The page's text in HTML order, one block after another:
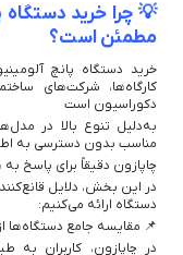
💡 چرا خرید دستگاه
مطمئن است؟
خرید دستگاه پانچ
کارگاه‌ها، شرکت‌های
دکوراسیون است
به‌دلیل تنوع بالا در
مناسب بدون دسترسی به
چاپازون دقیقاً برای پاسخ
در این بخش، دلایل
دستگاه ارائه می‌کنیم:
📌 مقایسه جامع دستگاه‌ها
در چاپازون، کاربران به